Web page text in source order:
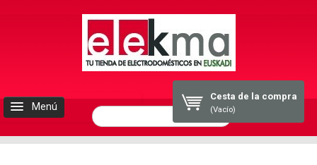
Cesta de la compra
(Vacío)
Menú
INICIO